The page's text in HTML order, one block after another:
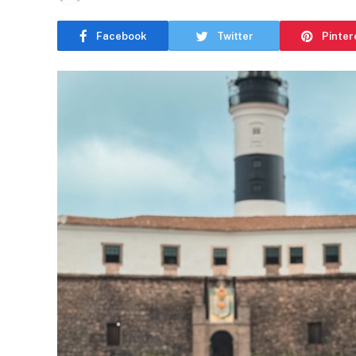
Facebook Twitter